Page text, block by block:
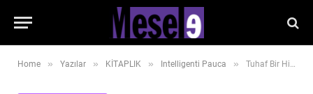
Home » Yazılar » KİTAPLIK » Intelligenti Pauca » Tuhaf Bir Hikâye